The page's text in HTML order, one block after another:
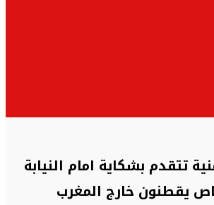
تتقدم بشكاية امام النيابة
يقطنون خارج المغرب